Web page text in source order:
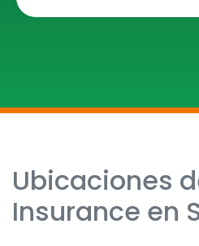
Skip
link
Ubicaciones
Insurance en